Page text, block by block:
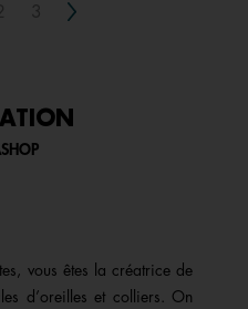
Next
vous êtes la créatrice de
d’oreilles et colliers. On